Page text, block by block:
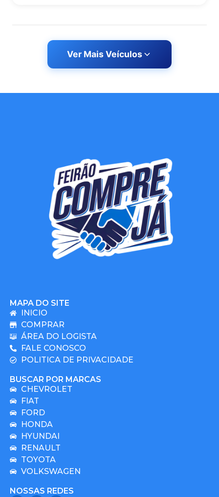
Ver Mais Veículos
MAPA DO SITE
INICIO
COMPRAR
ÁREA DO LOGISTA
FALE CONOSCO
POLITICA DE PRIVACIDADE
BUSCAR POR MARCAS
CHEVROLET
FIAT
FORD
HONDA
HYUNDAI
RENAULT
TOYOTA
VOLKSWAGEN
NOSSAS REDES